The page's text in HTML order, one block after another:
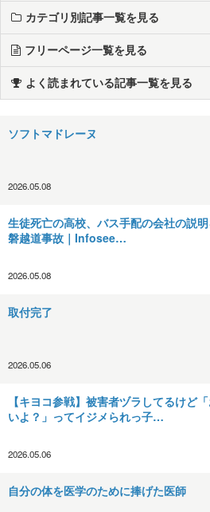
カテゴリ別記事一覧を見る
フリーページ一覧を見る
よく読まれている記事一覧を見る
ソフトマドレーヌ
2026.05.08
生徒死亡の高校、バス手配の会社の説
磐越道事故｜Infosee…
2026.05.08
取付完了
2026.05.06
【キヨコ参戦】被害者ヅラしてるけど
いよ？」ってイジメられっ子…
2026.05.06
自分の体を医学のために捧げた医師